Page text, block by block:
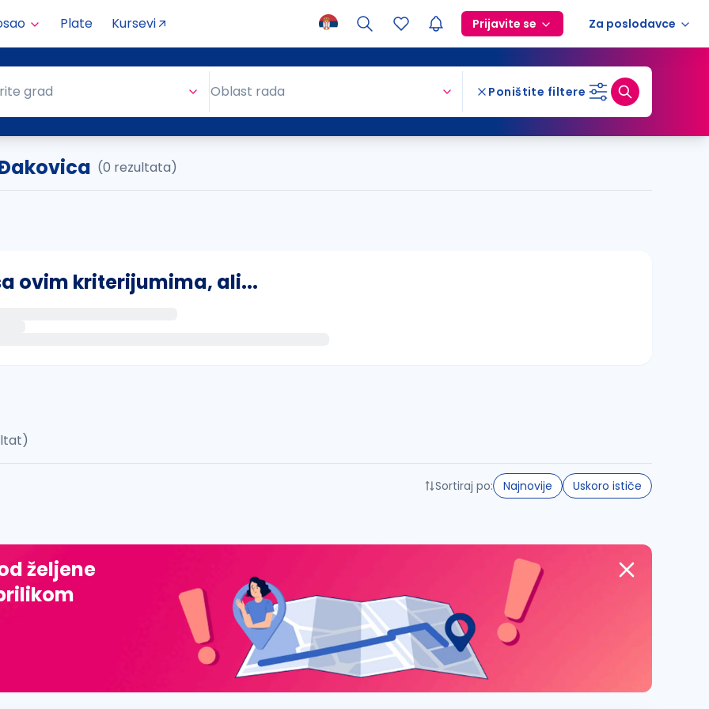
Plate Kursevi Prijavite se Za poslodavce
grad Oblast rada Poništite filtere
(0 rezultata)
ovim kriterijumima, ali...
đ, ž, dž)
Sortiraj po: Najnovije Uskoro ističe
željene